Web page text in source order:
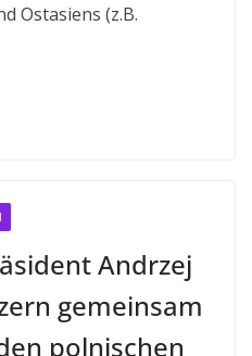
Ostasiens (z.B.
Andrzej
gemeinsam
polnischen